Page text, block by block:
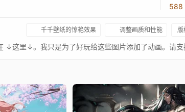
588
千千壁纸的惊艳效果 调整画质和性能 版